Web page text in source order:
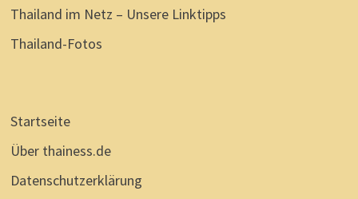
Thailand im Netz – Unsere Linktipps
Thailand-Fotos
Startseite
Über thainess.de
Datenschutzerklärung